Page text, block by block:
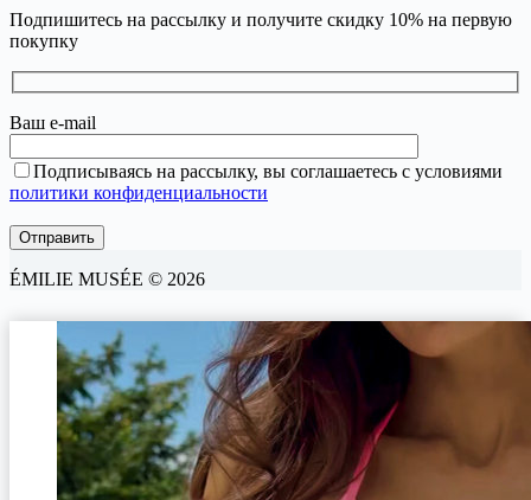
Подпишитесь на рассылку и получите скидку 10% на первую
покупку
Ваш e-mail
Подписываясь на рассылку, вы соглашаетесь с условиями
политики конфиденциальности
ÉMILIE MUSÉE © 2026